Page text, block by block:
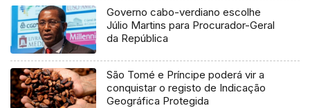
Governo cabo-verdiano escolhe
Júlio Martins para Procurador-Geral
da República
São Tomé e Príncipe poderá vir a
conquistar o registo de Indicação
Geográfica Protegida